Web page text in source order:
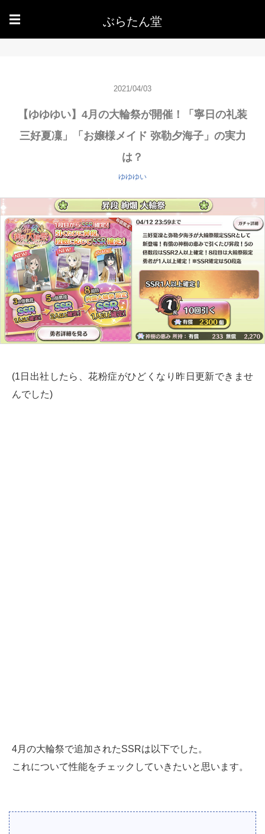
☰ ぶらたん堂
2021/04/03
【ゆゆゆい】4月の大輪祭が開催！「寧日の礼装
三好夏凜」「お嬢様メイド 弥勒夕海子」の実力
は？
ゆゆゆい
(1日出社したら、花粉症がひどくなり昨日更新できませ
んでした)
4月の大輪祭で追加されたSSRは以下でした。
これについて性能をチェックしていきたいと思います。